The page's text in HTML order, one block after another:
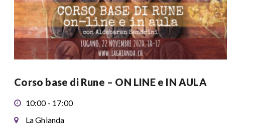
Corso base di Rune – ON LINE e IN AULA
10:00 - 17:00
La Ghianda